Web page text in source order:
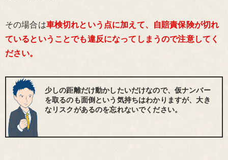
その場合は車検切れという点に加えて、自賠責保険が切れ
ているということでも違反になってしまうので注意してく
ださい。
少しの距離だけ動かしたいだけなので、仮ナンバー
を取るのも面倒という気持ちはわかりますが、大き
なリスクがあるのを忘れないでください。